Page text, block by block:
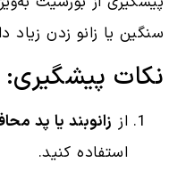
سنگین یا زانو زدن زیاد
نکات پیشگیری:
از زانوبند یا پد
استفاده کنید.